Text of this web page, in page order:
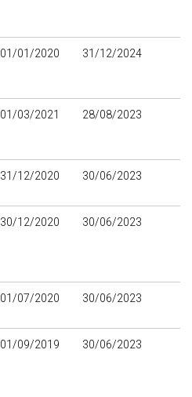
01/01/2020 31/12/2024
01/03/2021 28/08/2023
31/12/2020 30/06/2023
30/12/2020 30/06/2023
01/07/2020 30/06/2023
01/09/2019 30/06/2023